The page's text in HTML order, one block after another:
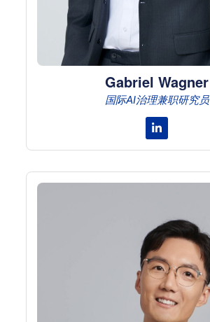
Gabriel Wagner
国际AI治理兼职研究员
Linkedin